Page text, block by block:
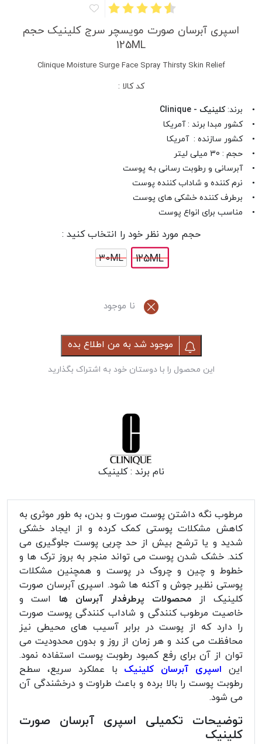
اسپری آبرسان صورت مویسچر سرج کلینیک حجم
125ML
Clinique Moisture Surge Face Spray Thirsty Skin Relief
کد کالا :
• برند:کلینیک - Clinique
• کشور مبدا برند : آمریکا
• کشور سازنده : آمریکا
• حجم : 30 میلی لیتر
• آبرسانی و رطوبت رسانی به پوست
• نرم کننده و شاداب کننده پوست
• برطرف کننده خشکی های پوست
• مناسب برای انواع پوست
حجم مورد نظر خود را انتخاب کنید :
125ML
30ML
نا موجود
موجود شد به من اطلاع بده
این محصول را با دوستان خود به اشتراک بگذارید
نام برند :کلینیک
مرطوب نگه داشتن پوست صورت و بدن، به طور موثری به
کاهش مشکلات پوستی کمک کرده و از ایجاد خشکی
شدید و یا ترشح بیش از حد چربی پوست جلوگیری می
کند. خشک شدن پوست می تواند منجر به بروز ترک ها و
خطوط و چین و چروک در پوست و همچنین مشکلات
پوستی نظیر جوش و آکنه ها شود. اسپری آبرسان صورت
کلینیک از محصولات پرطرفدار آبرسان ها
است و
خاصیت مرطوب کنندگی و شاداب کنندگی پوست صورت
را دارد که از پوست در برابر آسیب های محیطی نیز
محافظت می کند و هر زمان از روز و بدون محدودیت می
توان از آن برای رفع کمبود رطوبت پوست استفاده نمود.
این اسپری آبرسان کلینیک با عملکرد سریع، سطح
رطوبت پوست را بالا برده و باعث طراوت و درخشندگی آن
می شود.
توضیحات تکمیلی اسپری آبرسان صورت
کلینیک